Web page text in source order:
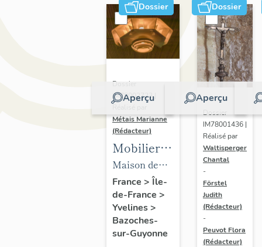
Dossier
Aperçu
Dossier
IM78002723 |
Métais Marianne
(Rédacteur)
Mobilier
de la
maison
Louis
Carré
Maison de
villégiature
dite maison
Louis Carré
France > Île-
de-France >
Yvelines>
Bazoches-
sur-Guyonne
Dossier
Aperçu
Dossier
IM78001436 |
Réalisé par
Waltisperger
Chantal
-
Förstel
Judith
(Rédacteur)
-
Peuvot Flora
(Rédacteur)